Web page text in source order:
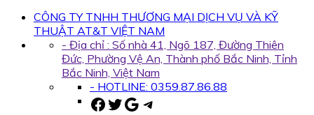
CÔNG TY TNHH THƯƠNG MẠI DỊCH VỤ VÀ KỸ
THUẬT AT&T VIỆT NAM
- Địa chỉ : Số nhà 41, Ngõ 187, Đường Thiên
Đức, Phường Vệ An, Thành phố Bắc Ninh, Tỉnh
Bắc Ninh, Việt Nam
- HOTLINE: 0359.87.86.88
Facebook
Twitter
Google
Telegram